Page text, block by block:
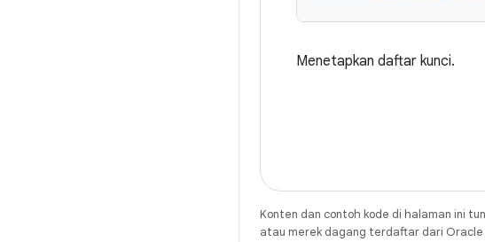
Menetapkan daftar kunci.
Konten dan contoh kode di halaman ini
atau merek dagang terdaftar dari